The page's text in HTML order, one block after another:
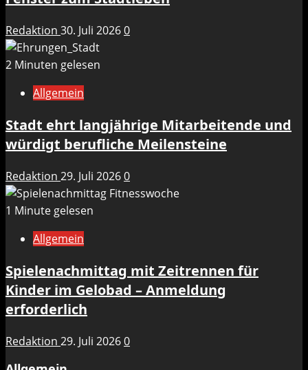
Redaktion 30. Juli 20260
2 Minuten gelesen
Allgemein
Stadt ehrt langjährige Mitarbeitende und
würdigt berufliche Meilensteine
Redaktion 29. Juli 20260
1 Minute gelesen
Allgemein
Spielenachmittag mit Zeitrennen für
Kinder im Gelobad – Anmeldung
erforderlich
Redaktion 29. Juli 20260